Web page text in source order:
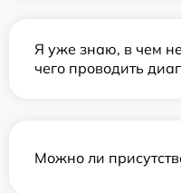
Я уже знаю, в чем
чего проводить
Можно ли